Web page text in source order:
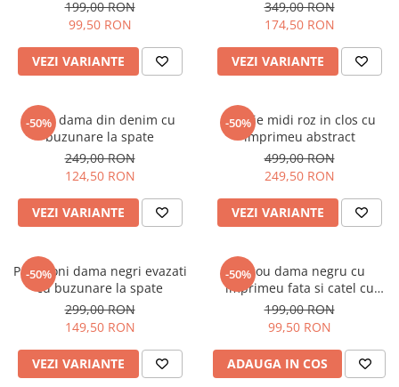
199,00 RON
99,50 RON
VEZI VARIANTE
349,00 RON
174,50 RON
VEZI VARIANTE
-50%
Blugi dama din denim cu
buzunare la spate
249,00 RON
124,50 RON
VEZI VARIANTE
-50%
Rochie midi roz in clos cu
imprimeu abstract
499,00 RON
249,50 RON
VEZI VARIANTE
-50%
Pantaloni dama negri evazati
cu buzunare la spate
299,00 RON
149,50 RON
VEZI VARIANTE
-50%
Tricou dama negru cu
imprimeu fata si catel cu
ochelari
199,00 RON
99,50 RON
ADAUGA IN COS